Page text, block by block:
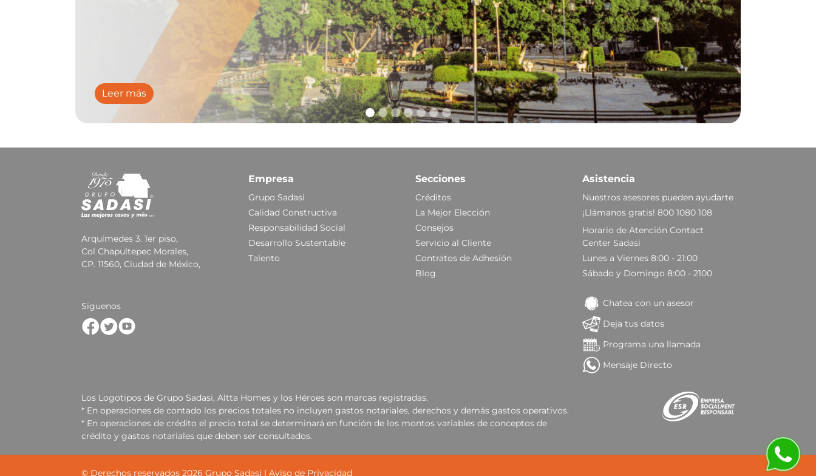
Leer más
Arquímedes 3. 1er piso,
Col Chapultepec Morales,
CP. 11560, Ciudad de México,
Siguenos
Empresa
Grupo Sadasi
Calidad Constructiva
Responsabilidad Social
Desarrollo Sustentable
Talento
Secciones
Créditos
La Mejor Elección
Consejos
Servicio al Cliente
Contratos de Adhesión
Blog
Asistencia
Nuestros asesores pueden ayudarte
¡Llámanos gratis! 800 1080 108
Horario de Atención Contact
Center Sadasi
Lunes a Viernes 8:00 - 21:00
Sábado y Domingo 8:00 - 2100
Chatea con un asesor
Deja tus datos
Programa una llamada
Mensaje Directo
Los Logotipos de Grupo Sadasi, Altta Homes y los Héroes son marcas registradas.
* En operaciones de contado los precios totales no incluyen gastos notariales, derechos y demás gastos operativos.
* En operaciones de crédito el precio total se determinará en función de los montos variables de conceptos de
crédito y gastos notariales que deben ser consultados.
© Derechos reservados2026 Grupo Sadasi | Aviso de Privacidad